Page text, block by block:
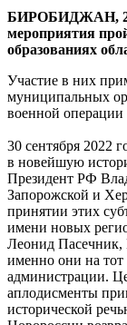
областей
с
Россией
в
ЕАО
БИРОБИДЖАН, 26
мероприятия
образованиях
Участие в них
муниципальных
военной
30 сентября 2022
в новейшую
Президент РФ
Запорожской и
принятии этих
имени новых
Леонид
именно они на тот
администрации.
аплодисменты
исторической